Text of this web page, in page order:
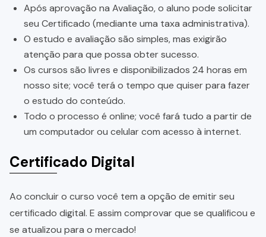
Após aprovação na Avaliação, o aluno pode solicitar
seu Certificado (mediante uma taxa administrativa).
O estudo e avaliação são simples, mas exigirão
atenção para que possa obter sucesso.
Os cursos são livres e disponibilizados 24 horas em
nosso site; você terá o tempo que quiser para fazer
o estudo do conteúdo.
Todo o processo é online; você fará tudo a partir de
um computador ou celular com acesso à internet.
Certificado Digital
Ao concluir o curso você tem a opção de emitir seu
certificado digital. E assim comprovar que se qualificou e
se atualizou para o mercado!